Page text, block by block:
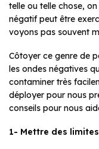
telle ou telle chose,
négatif peut être
voyons pas souvent
Côtoyer ce genre de
les ondes négatives
contaminer très
déployer pour nous
conseils pour nous
1- Mettre des limites